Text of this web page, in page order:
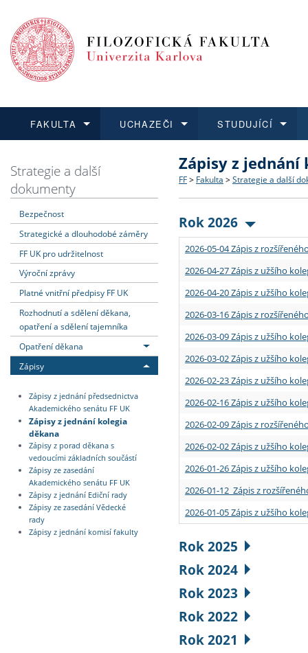
FAKULTA
Dozvědět se více
Struktura a historie
Strategie a další
Podpora a benefity pro
Absolventi fakulty
UCHAZEČI
Podat přihlášku
Co studovat a jak se
Učitelské studijní
Informace k průběhu
STUDUJÍCÍ
Dozvědět se více
Bakalářské a magisterské
Doktorské studium
Rigorózní řízení
Dozvědět se více
O vědě a výzkumu na FF
Akademické kvalifikace
Granty a projekty
Dozvědět se více
Aktuální nabídky a
Vyjíždějící studenti
Přijíždějící studenti
Vyjíždějící zaměstnanci
Strategie a další
dokumenty
Bezpečnost
Strategické a dlouhodobé záměry
FF UK pro udržitelnost
Výroční zprávy
Platné vnitřní předpisy FF UK
Rozhodnutí a sdělení děkana,
opatření a sdělení tajemníka
Opatření děkana
Zápisy
Zápisy z jednání předsednictva
Akademického senátu FF UK
Zápisy z jednání kolegia
děkana
Zápisy z porad děkana s
vedoucími základních součástí
Zápisy ze zasedání
Akademického senátu FF UK
Zápisy z jednání Ediční rady
Zápisy ze zasedání Vědecké
rady
Zápisy z jednání komisí fakulty
Zápisy z jednání
FF > Fakulta > Strategie a další
Rok 2026
2026-05-04 Zápis z
2026-04-27 Zápis z užšího
2026-04-20 Zápis z užšího
2026-03-16 Zápis z
2026-03-09 Zápis z užšího
2026-03-02 Zápis z užšího
2026-02-23 Zápis z užšího
2026-02-16 Zápis z užšího
2026-02-09 Zápis z
2026-02-02 Zápis z užšího
2026-01-26 Zápis z užšího
2026-01-12 Zápis z
2026-01-05 Zápis z užšího
Rok 2025
Rok 2024
Rok 2023
Rok 2022
Rok 2021